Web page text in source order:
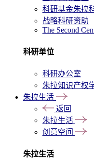
科研基金朱拉
战略科研资助
The Second
科研单位
科研办公室
朱拉知识产权
朱拉生活
返回
朱拉生活
创意空间
朱拉生活